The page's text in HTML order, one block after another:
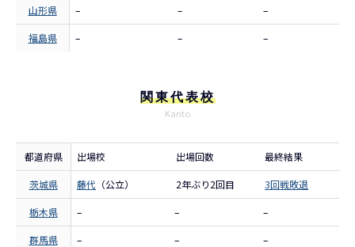
山形県 – – –
福島県 – – –
関東代表校
Kanto
都道府県 出場校 出場回数 最終結果
茨城県 藤代 （公立） 2年ぶり2回目 3回戦敗退
栃木県 – – –
群馬県 – – –